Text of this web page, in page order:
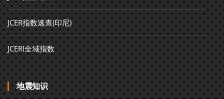
JCER指数速查(印尼)
JCERI全域指数
地震知识